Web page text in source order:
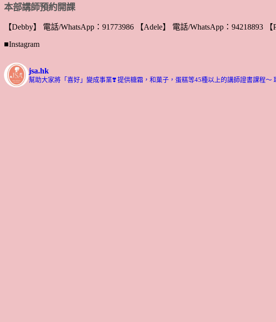
本部講師預約開課
【Debby】 電話/WhatsApp：91773986 【Adele】 電話/WhatsApp：94218893
■Instagram
jsa.hk
幫助大家將「喜好」變成事業❣️ 提供糖霜，和菓子，蛋糕等45種以上的講師證書課程～